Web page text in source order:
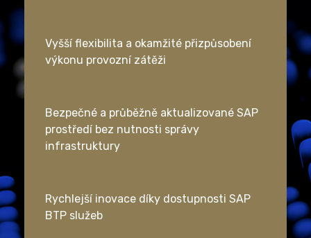
Vyšší flexibilita a okamžité přizpůsobení
výkonu provozní zátěži
Bezpečné a průběžně aktualizované SAP
prostředí bez nutnosti správy
infrastruktury
Rychlejší inovace díky dostupnosti SAP
BTP služeb